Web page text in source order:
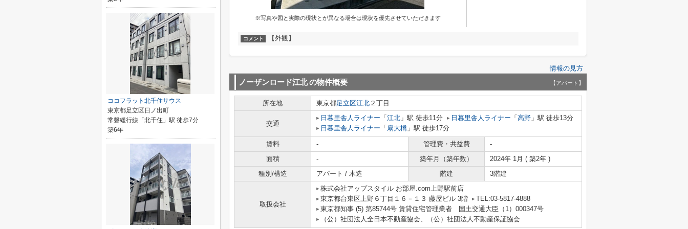
※写真や図と実際の現状とが異なる場合は現状を優先させていただきます
コメント 【外観】
情報の見方
ノーザンロード江北の物件概要 【アパート】
所在地 東京都足立区江北 ２丁目
交通
日暮里舎人ライナー 「 江北 」駅 徒歩11分 日暮里舎人ライナー 「 高野 」駅 徒歩13分
日暮里舎人ライナー 「 扇大橋 」駅 徒歩17分
賃料 - 管理費・共益費
-
面積
- 築年月（築年数）
2024年 1月 ( 築2年 )
種別/構造
アパート / 木造 階建 3階建
取扱会社
株式会社アップスタイル お部屋.com上野駅前店
東京都台東区上野６丁目１６－１３ 藤屋ビル 3階
TEL:03-5817-4888
東京都知事 (5) 第85744号 賃貸住宅管理業者 国土交通大臣（1）000347号
（公）社団法人全日本不動産協会、（公）社団法人不動産保証協会
ココフラット北千住サウス
東京都足立区日ノ出町
常磐緩行線「北千住」駅 徒歩7分
築6年